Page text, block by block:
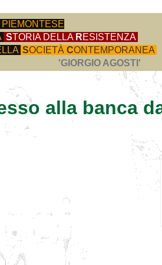
PIEMONTESE
STORIA DELLA RESISTENZA
SOCIETÀ CONTEMPORANEA
'GIORGIO AGOSTI'
alla banca